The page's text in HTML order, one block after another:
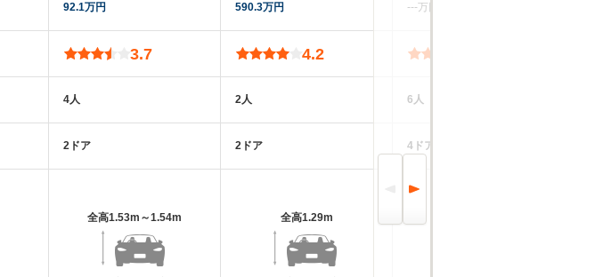
92.1万円
3.7
4人
2ドア
全高1.53m～1.54m
590.3万円
4.2
2人
2ドア
全高1.29m
‐‐‐万円
6人
4ドア